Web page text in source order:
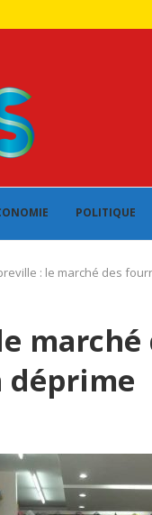
POLITIQUE
: le marché des
déprime